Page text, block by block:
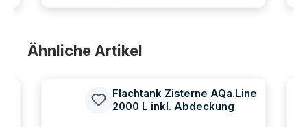
Produktgalerie überspringen
Ähnliche Artikel
Flachtank Zisterne AQa.Line
2000 L inkl. Abdeckung